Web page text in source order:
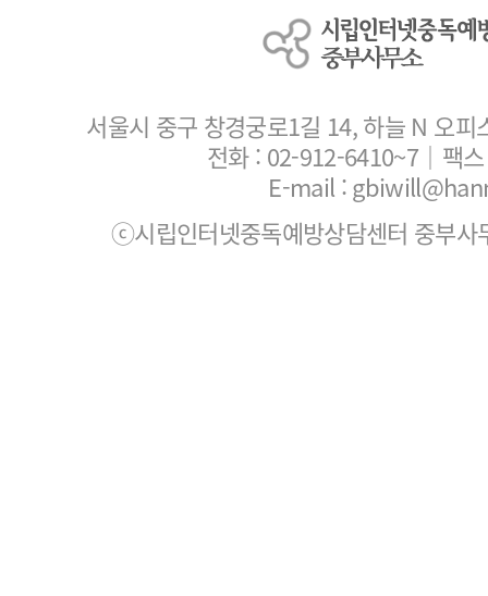
서울시 중구 창경궁로1길 14, 하늘 N 오
전화 : 02-912-6410~7 ｜팩
E-mail :
ⓒ시립인터넷중독예방상담센터 중부